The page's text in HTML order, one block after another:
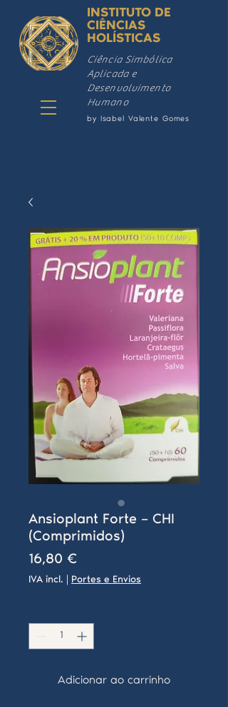
INSTITUTO DE
CIÊNCIAS
HOLÍSTICAS
by Isabel Valente Gomes
Ciência Simbólica
Aplicada e
Desenvolvimento
Humano
Ansioplant Forte – CHI
(Comprimidos)
16,80 €Preço
IVA incl. Portes e Envios
Adicionar ao carrinho